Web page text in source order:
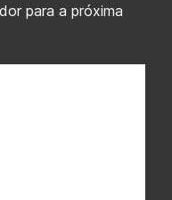
para a próxima